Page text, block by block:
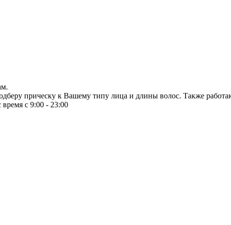
прическу к Вашему типу лица и длины волос. Также
с 9:00 - 23:00